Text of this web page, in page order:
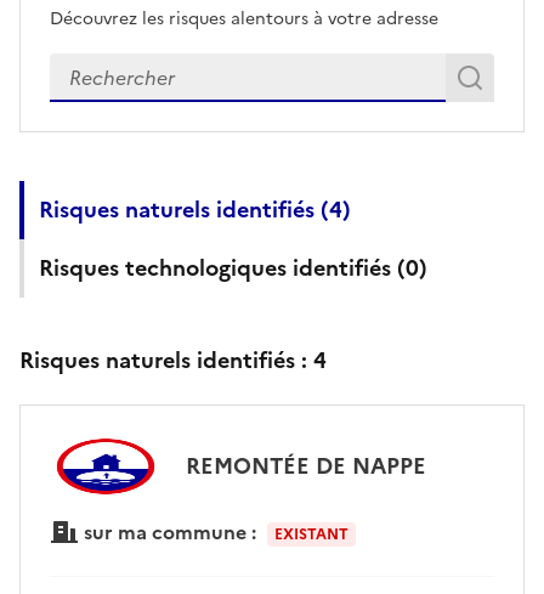
Découvrez les risques alentours à votre adresse
Veuillez renseigner votre adresse exacte
Risques naturels identifiés (4)
Risques technologiques identifiés (0)
Risques naturels identifiés : 4
REMONTÉE DE NAPPE
sur ma commune : EXISTANT